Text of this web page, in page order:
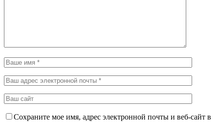
Сохраните мое имя, адрес электронной почты и веб-сайт в